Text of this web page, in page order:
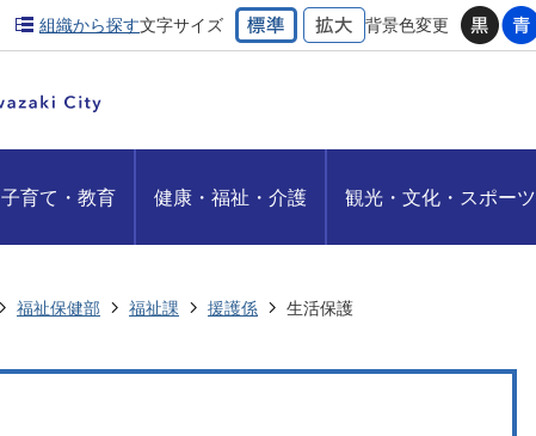
組織から探す文字サイズ 背景色変更
子育て・教育 健康・福祉・介護 観光・文化・スポーツ
福祉保健部 福祉課 援護係 生活保護